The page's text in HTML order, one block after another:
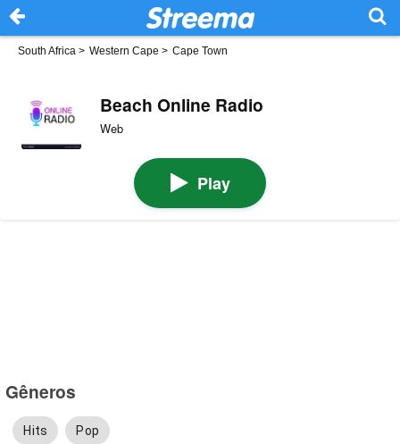
South Africa > Western Cape > Cape Town
Beach Online Radio
Web
Play
Gêneros
Hits Pop